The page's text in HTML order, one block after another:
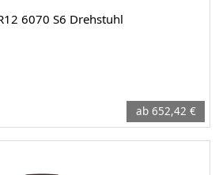
6070 S6 Drehstuhl
ab 652,42 €